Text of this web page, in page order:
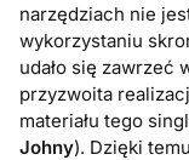
narzędziach nie
wykorzystaniu
udało się zawrzeć
przyzwoita
materiału tego
Johny). Dzięki